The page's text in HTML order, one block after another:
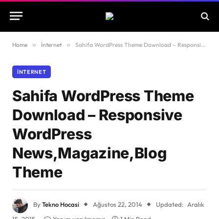
Home » İnternet » Sahifa WordPress Theme Download – Responsive WordPress News,Magazine,Blog Theme
İNTERNET
Sahifa WordPress Theme
Download – Responsive
WordPress
News,Magazine,Blog
Theme
ByTekno Hocasi Ağustos 22, 2014 Updated: Aralık